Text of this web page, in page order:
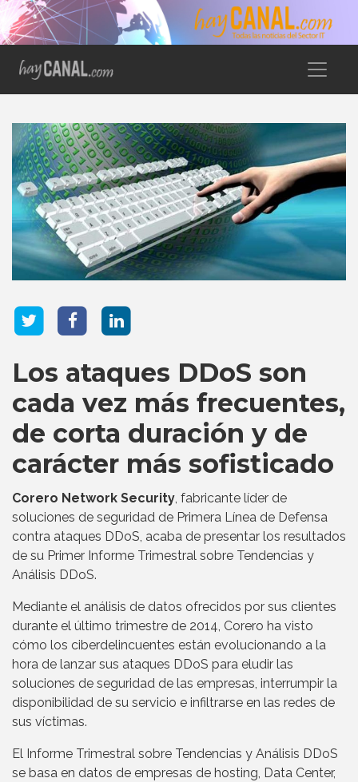
Los ataques DDoS son
cada vez más frecuentes,
de corta duración y de
carácter más sofisticado
Corero Network Security, fabricante líder de
soluciones de seguridad de Primera Línea de Defensa
contra ataques DDoS, acaba de presentar los resultados
de su Primer Informe Trimestral sobre Tendencias y
Análisis DDoS.
Mediante el análisis de datos ofrecidos por sus clientes
durante el último trimestre de 2014, Corero ha visto
cómo los ciberdelincuentes están evolucionando a la
hora de lanzar sus ataques DDoS para eludir las
soluciones de seguridad de las empresas, interrumpir la
disponibilidad de su servicio e infiltrarse en las redes de
sus víctimas.
El Informe Trimestral sobre Tendencias y Análisis DDoS
se basa en datos de empresas de hosting, Data Center,